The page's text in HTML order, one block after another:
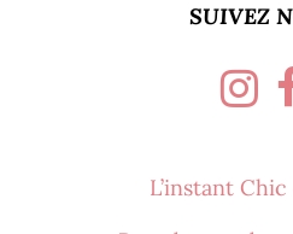
SUIVEZ
L’instant